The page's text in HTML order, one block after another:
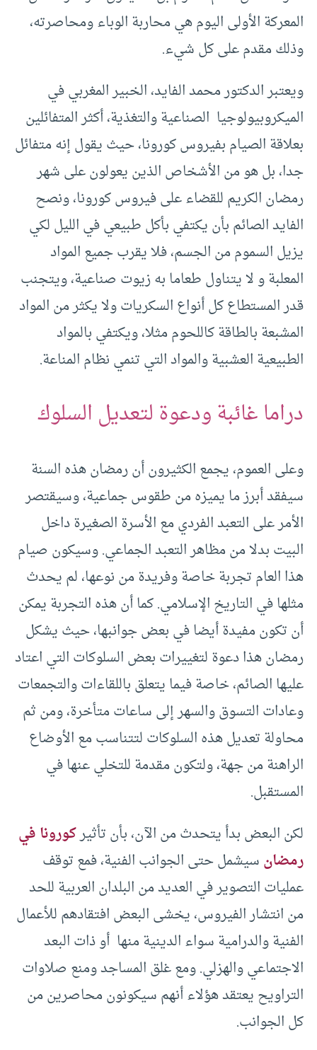
المعركة الأولى اليوم هي محاربة الوباء ومحاصرته،
وذلك مقدم على كل شيء.
ويعتبر الدكتور محمد الفايد، الخبير المغربي في
الميكروبيولوجيا الصناعية والتغذية، أكثر المتفائلين
بعلاقة الصيام بفيروس كورونا، حيث يقول إنه متفائل
جدا، بل هو من الأشخاص الذين يعولون على شهر
رمضان الكريم للقضاء على فيروس كورونا، ونصح
الفايد الصائم بأن يكتفي بأكل طبيعي في الليل لكي
يزيل السموم من الجسم، فلا يقرب جميع المواد
المعلبة و لا يتناول طعاما به زيوت صناعية، ويتجنب
قدر المستطاع كل أنواع السكريات ولا يكثر من المواد
المشبعة بالطاقة كاللحوم مثلا، ويكتفي بالمواد
الطبيعية العشبية والمواد التي تنمي نظام المناعة.
دراما غائبة ودعوة لتعديل السلوك
وعلى العموم، يجمع الكثيرون أن رمضان هذه السنة
سيفقد أبرز ما يميزه من طقوس جماعية، وسيقتصر
الأمر على التعبد الفردي مع الأسرة الصغيرة داخل
البيت بدلا من مظاهر التعبد الجماعي. وسيكون صيام
هذا العام تجربة خاصة وفريدة من نوعها، لم يحدث
مثلها في التاريخ الإسلامي. كما أن هذه التجربة يمكن
أن تكون مفيدة أيضا في بعض جوانبها، حيث يشكل
رمضان هذا دعوة لتغييرات بعض السلوكات التي اعتاد
عليها الصائم، خاصة فيما يتعلق باللقاءات والتجمعات
وعادات التسوق والسهر إلى ساعات متأخرة، ومن ثم
محاولة تعديل هذه السلوكات لتتناسب مع الأوضاع
الراهنة من جهة، ولتكون مقدمة للتخلي عنها في
المستقبل.
لكن البعض بدأ يتحدث من الآن، بأن تأثيركورونا في
رمضانسيشمل حتى الجوانب الفنية، فمع توقف
عمليات التصوير في العديد من البلدان العربية للحد
من انتشار الفيروس، يخشى البعض افتقادهم للأعمال
الفنية والدرامية سواء الدينية منها أو ذات البعد
الاجتماعي والهزلي. ومع غلق المساجد ومنع صلاوات
التراويح يعتقد هؤلاء أنهم سيكونون محاصرين من
كل الجوانب.